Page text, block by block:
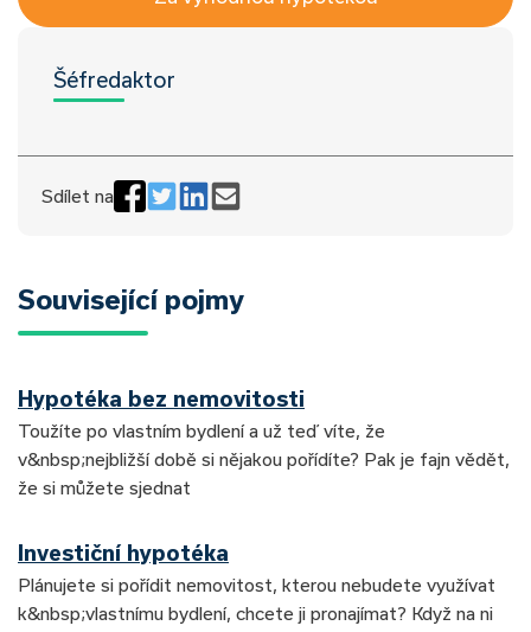
Šéfredaktor
Sdílet na
Související pojmy
Hypotéka bez nemovitosti
Toužíte po vlastním bydlení a už teď víte, že
v&nbsp;nejbližší době si nějakou pořídíte? Pak je fajn vědět,
že si můžete sjednat
Investiční hypotéka
Plánujete si pořídit nemovitost, kterou nebudete využívat
k&nbsp;vlastnímu bydlení, chcete ji pronajímat? Když na ni